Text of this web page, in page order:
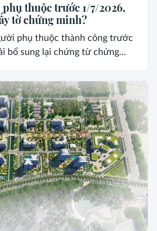
thuộc trước 1/7/2026,
tờ chứng minh?
phụ thuộc thành công trước
bổ sung lại chứng từ chứng...